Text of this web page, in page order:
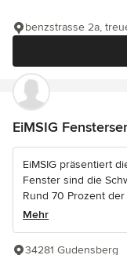
benzstrasse 2a,
EiMSIG
EiMSIG präsentiert
Fenster sind die
Rund 70 Prozent der
Mehr
34281 Gudensberg